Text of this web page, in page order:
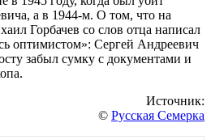
а в 1944-м. О том, что на
Горбачев со слов отца написал
оптимистом»: Сергей Андреевич
забыл сумку с документами и
Источник:
© Русская Семерка